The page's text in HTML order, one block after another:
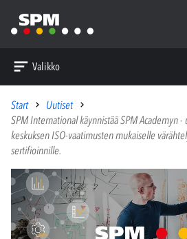
Valikko
Start
Uutiset
SPM International käynnistää SPM Academyn
keskuksen ISO-vaatimusten mukaiselle
sertifioinnille.